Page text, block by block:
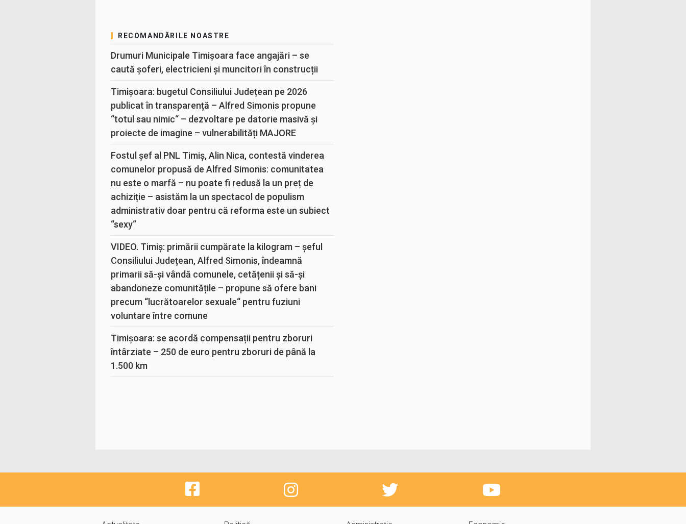
RECOMANDĂRILE NOASTRE
Drumuri Municipale Timișoara face angajări – se
caută șoferi, electricieni și muncitori în construcții
Timișoara: bugetul Consiliului Județean pe 2026
publicat în transparență – Alfred Simonis propune
“totul sau nimic“ – dezvoltare pe datorie masivă și
proiecte de imagine – vulnerabilități MAJORE
Fostul șef al PNL Timiș, Alin Nica, contestă vinderea
comunelor propusă de Alfred Simonis: comunitatea
nu este o marfă – nu poate fi redusă la un preț de
achiziție – asistăm la un spectacol de populism
administrativ doar pentru că reforma este un subiect
“sexy“
VIDEO. Timiș: primării cumpărate la kilogram – șeful
Consiliului Județean, Alfred Simonis, îndeamnă
primarii să-și vândă comunele, cetățenii și să-și
abandoneze comunitățile – propune să ofere bani
precum “lucrătoarelor sexuale“ pentru fuziuni
voluntare între comune
Timișoara: se acordă compensații pentru zboruri
întârziate – 250 de euro pentru zboruri de până la
1.500 km